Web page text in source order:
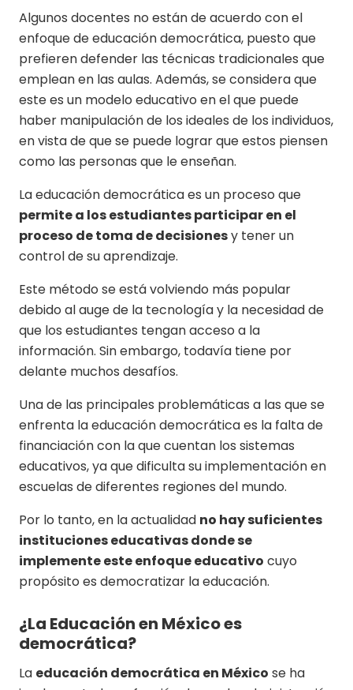
Algunos docentes no están de acuerdo con el
enfoque de educación democrática, puesto que
prefieren defender las técnicas tradicionales que
emplean en las aulas. Además, se considera que
este es un modelo educativo en el que puede
haber manipulación de los ideales de los individuos,
en vista de que se puede lograr que estos piensen
como las personas que le enseñan.
La educación democrática es un proceso que
permite a los estudiantes participar en el
proceso de toma de decisionesy tener un
control de su aprendizaje.
Este método se está volviendo más popular
debido al auge de la tecnología y la necesidad de
que los estudiantes tengan acceso a la
información. Sin embargo, todavía tiene por
delante muchos desafíos.
Una de las principales problemáticas a las que se
enfrenta la educación democrática es la falta de
financiación con la que cuentan los sistemas
educativos, ya que dificulta su implementación en
escuelas de diferentes regiones del mundo.
Por lo tanto, en la actualidad no hay suficientes
instituciones educativas donde se
implemente este enfoque educativo cuyo
propósito es democratizar la educación.
¿La Educación en México es
democrática?
La educación democrática en México se ha